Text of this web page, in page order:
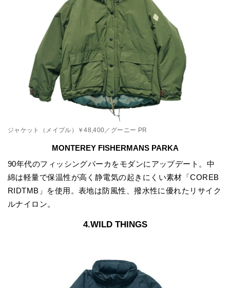
ジャケット（メイプル）￥48,400／グーニー PR
MONTEREY FISHERMANS PARKA
90年代のフィッシングパーカをモダンにアップデート。中
綿は軽量で保温性が高く静電気の起きにくい素材「COREB
RIDTMB」を使用。表地は防風性、撥水性に優れたリサイク
ルナイロン。
4.WILD THINGS